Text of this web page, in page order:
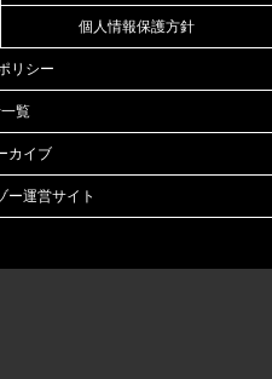
個人情報保護方針
リシー
覧
カイブ
ー運営サイト